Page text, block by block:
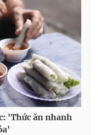
'Thức ăn nhanh